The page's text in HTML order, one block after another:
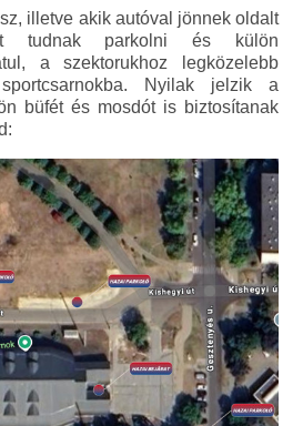
illetve akik autóval jönnek oldalt
tudnak parkolni és külön
a szektorukhoz legközelebb
Nyilak jelzik a
büfét és mosdót is biztosítanak